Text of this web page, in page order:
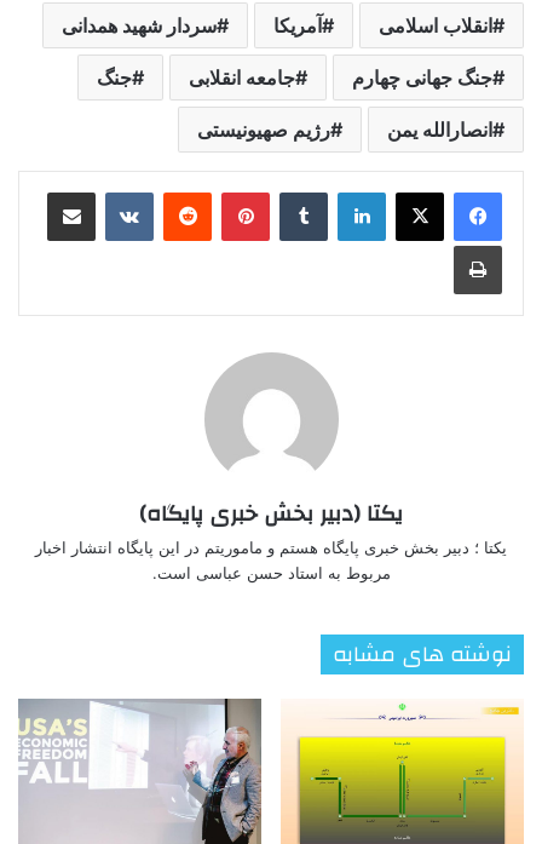
انقلاب اسلامی آمریکا سردار شهید همدانی
جنگ جهانی چهارم جامعه انقلابی جنگ
انصارالله یمن رژیم صهیونیستی
لینکدین ‫تامبلر ‫پین‌ترست‫رددیت ‫VKontakteاشتراک گذاری از طریق ایمیل
چاپ
یکتا (دبیر بخش خبری پایگاه)
یکتا ؛ دبیر بخش خبری پایگاه هستم و ماموریتم در این پایگاه انتشار اخبار
مربوط به استاد حسن عباسی است.
نوشته های مشابه